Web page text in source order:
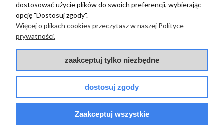
PAFFONI LIGHT
LIG105BO70 BATERIA
UMYWALKOWA
PODTYNKOWA
JEDNOUCHWYTOWA
1 089,00 zł szt.
PAFFONI LIGHT
LIGX131NO BATERIA
BIDETOWA STOJĄCA
JEDNOUCHWYTOWA
CZARNA
839,00 zł szt.
dostosować użycie plików do swoich preferencji, wybierając
opcję "Dostosuj zgody".
Więcej o plikach cookies przeczytasz w naszej Polityce
prywatności.
zaakceptuj tylko niezbędne
dostosuj zgody
Zaakceptuj wszystkie